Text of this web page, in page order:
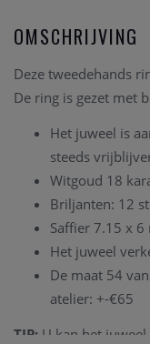
OMSCHRIJVING
Deze tweedehands
De ring is gezet met
Het juweel is
steeds
Witgoud 18
Briljanten: 12
Saffier 7.15 x 6
Het juweel
De maat 54
atelier: +-€65
TIP: U kan het juweel